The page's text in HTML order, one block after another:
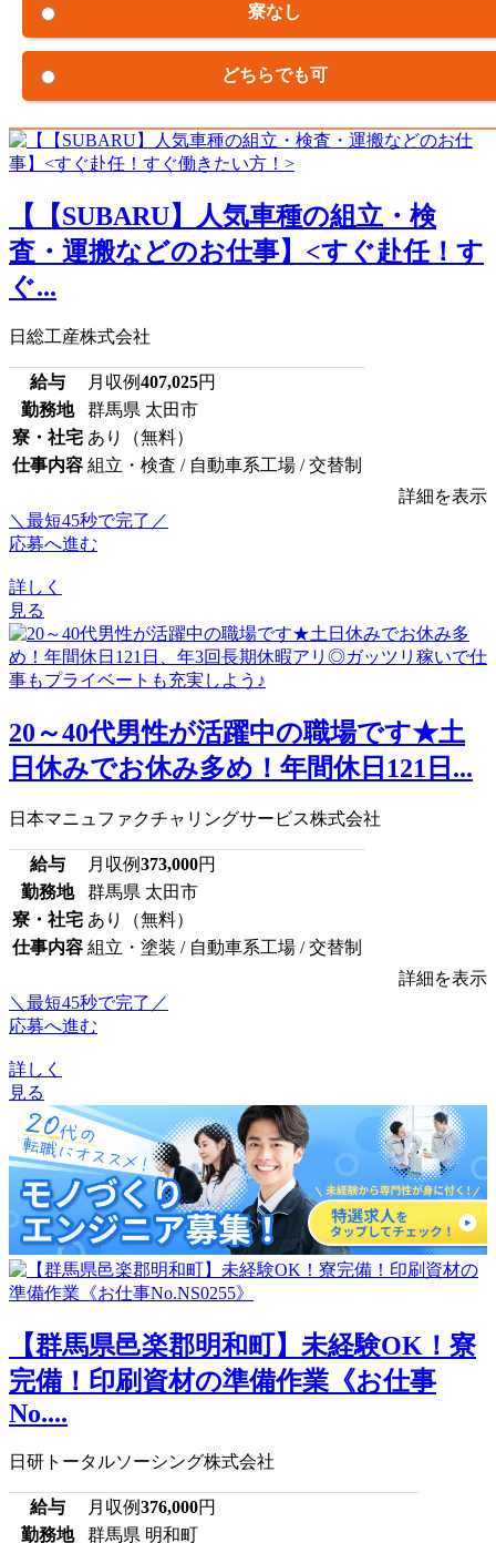
寮なし
どちらでも可
【【SUBARU】人気車種の組立・検
査・運搬などのお仕事】<すぐ赴任！す
ぐ...
日総工産株式会社
給与 月収例407,025円
勤務地
群馬県 太田市
寮・社宅 あり（無料）
仕事内容 組立・検査 / 自動車系工場 / 交替制
詳細を表示
＼最短45秒で完了／
応募へ進む
詳しく
見る
20～40代男性が活躍中の職場です★土
日休みでお休み多め！年間休日121日...
日本マニュファクチャリングサービス株式会社
給与 月収例373,000円
勤務地
群馬県 太田市
寮・社宅 あり（無料）
仕事内容 組立・塗装 / 自動車系工場 / 交替制
詳細を表示
＼最短45秒で完了／
応募へ進む
詳しく
見る
【群馬県邑楽郡明和町】未経験OK！寮
完備！印刷資材の準備作業《お仕事
No....
日研トータルソーシング株式会社
給与 月収例376,000円
勤務地
群馬県 明和町